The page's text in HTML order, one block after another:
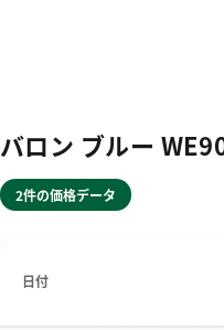
バロン ブルー
2件の価格データ
日付